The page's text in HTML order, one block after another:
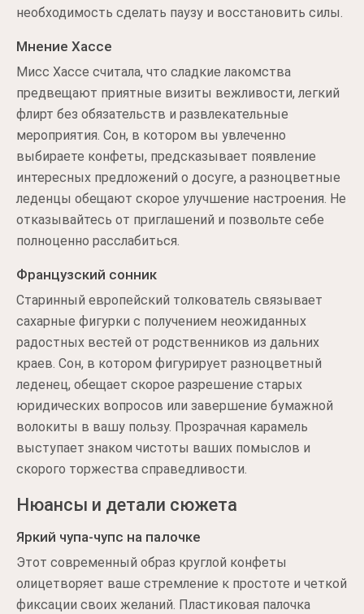
необходимость сделать паузу и восстановить силы.
Мнение Хассе
Мисс Хассе считала, что сладкие лакомства
предвещают приятные визиты вежливости, легкий
флирт без обязательств и развлекательные
мероприятия. Сон, в котором вы увлеченно
выбираете конфеты, предсказывает появление
интересных предложений о досуге, а разноцветные
леденцы обещают скорое улучшение настроения. Не
отказывайтесь от приглашений и позвольте себе
полноценно расслабиться.
Французский сонник
Старинный европейский толкователь связывает
сахарные фигурки с получением неожиданных
радостных вестей от родственников из дальних
краев. Сон, в котором фигурирует разноцветный
леденец, обещает скорое разрешение старых
юридических вопросов или завершение бумажной
волокиты в вашу пользу. Прозрачная карамель
выступает знаком чистоты ваших помыслов и
скорого торжества справедливости.
Нюансы и детали сюжета
Яркий чупа-чупс на палочке
Этот современный образ круглой конфеты
олицетворяет ваше стремление к простоте и четкой
фиксации своих желаний. Пластиковая палочка